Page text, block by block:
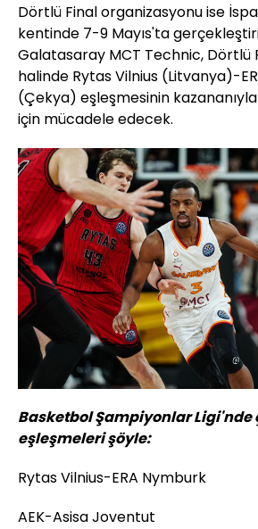
Dörtlü Final organizasyonu ise
kentinde 7-9 Mayıs'ta
Galatasaray MCT Technic, Dörtlü
halinde Rytas Vilnius (Litvanya)-
(Çekya) eşleşmesinin
için mücadele edecek.
Basketbol Şampiyonlar Ligi'nde
eşleşmeleri şöyle:
Rytas Vilnius-ERA Nymburk
AEK-Asisa Joventut